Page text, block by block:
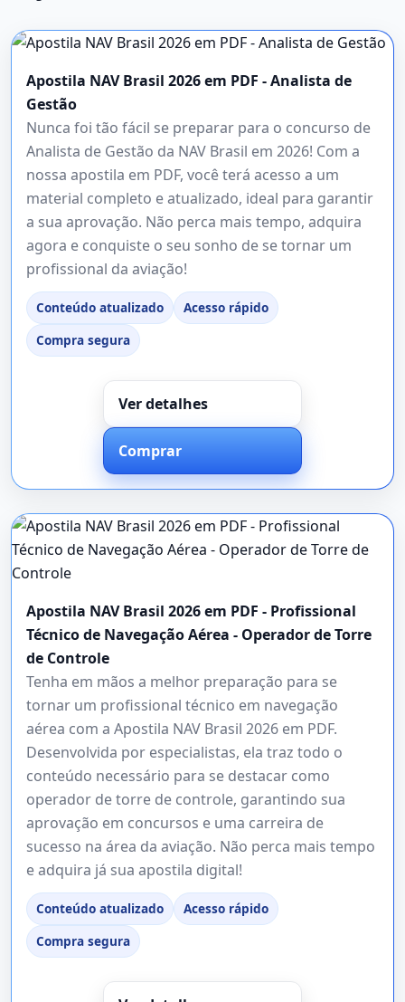
Apostila NAV Brasil 2026 em PDF - Analista de
Gestão
Nunca foi tão fácil se preparar para o concurso de
Analista de Gestão da NAV Brasil em 2026! Com a
nossa apostila em PDF, você terá acesso a um
material completo e atualizado, ideal para garantir
a sua aprovação. Não perca mais tempo, adquira
agora e conquiste o seu sonho de se tornar um
profissional da aviação!
Conteúdo atualizado
Acesso rápido
Compra segura
Ver detalhes
Comprar
Apostila NAV Brasil 2026 em PDF - Profissional
Técnico de Navegação Aérea - Operador de Torre
de Controle
Tenha em mãos a melhor preparação para se
tornar um profissional técnico em navegação
aérea com a Apostila NAV Brasil 2026 em PDF.
Desenvolvida por especialistas, ela traz todo o
conteúdo necessário para se destacar como
operador de torre de controle, garantindo sua
aprovação em concursos e uma carreira de
sucesso na área da aviação. Não perca mais tempo
e adquira já sua apostila digital!
Conteúdo atualizado
Acesso rápido
Compra segura